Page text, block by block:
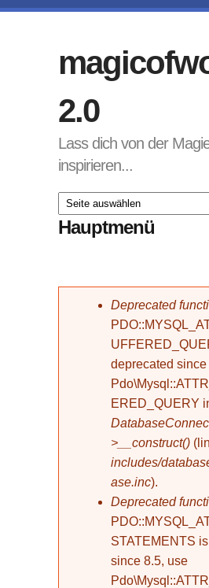
2.0
Lass dich von der
inspirieren...
Hauptmenü
Deprecated
deprecated since
ERED_QUERY
>__construct()
includes/
ase.inc).
Deprecated
STATEMENTS
since 8.5, use